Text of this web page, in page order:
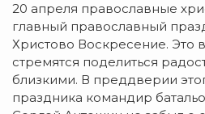
20 апреля православные
главный православный
Христово Воскресение. Это
стремятся поделиться
близкими. В преддверии
праздника командир